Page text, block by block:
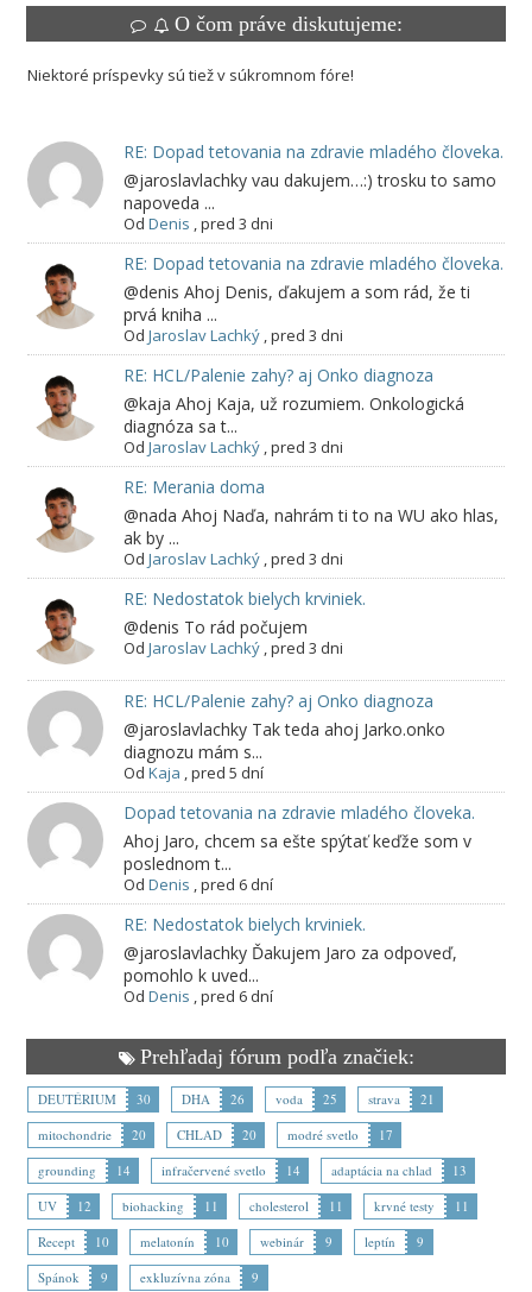
O čom práve diskutujeme:
Niektoré príspevky sú tiež v súkromnom fóre!
RE: Dopad tetovania na zdravie mladého človeka.
@jaroslavlachky vau dakujem…:) trosku to samo
napoveda ...
Od Denis ,pred 3 dni
RE: Dopad tetovania na zdravie mladého človeka.
@denis Ahoj Denis, ďakujem a som rád, že ti
prvá kniha ...
Od Jaroslav Lachký,pred 3 dni
RE: HCL/Palenie zahy? aj Onko diagnoza
@kaja Ahoj Kaja, už rozumiem. Onkologická
diagnóza sa t...
Od Jaroslav Lachký,pred 3 dni
RE: Merania doma
@nada Ahoj Naďa, nahrám ti to na WU ako hlas,
ak by ...
Od Jaroslav Lachký,pred 3 dni
RE: Nedostatok bielych krviniek.
@denis To rád počujem
Od Jaroslav Lachký,pred 3 dni
RE: HCL/Palenie zahy? aj Onko diagnoza
@jaroslavlachky Tak teda ahoj Jarko.onko
diagnozu mám s...
Od Kaja ,pred 5 dní
Dopad tetovania na zdravie mladého človeka.
Ahoj Jaro, chcem sa ešte spýtať keďže som v
poslednom t...
Od Denis ,pred 6 dní
RE: Nedostatok bielych krviniek.
@jaroslavlachky Ďakujem Jaro za odpoveď,
pomohlo k uved...
Od Denis ,pred 6 dní
Prehľadaj fórum podľa značiek:
DEUTÉRIUM 30 DHA 26 voda 25 strava
21
mitochondrie
20 CHLAD 20 modré svetlo
17
grounding
14 infračervené svetlo 14 adaptácia na chlad
13
UV
12 biohacking 11 cholesterol 11 krvné testy
11
Recept
10 melatonín 10 webinár 9 leptín
9
Spánok
9 exkluzívna zóna 9